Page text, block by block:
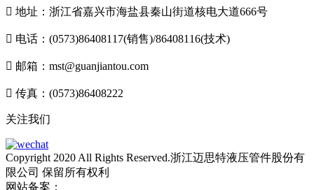
 地址：浙江省嘉兴市海盐县秦山街道核电大道666号
 电话：(0573)86408117(销售)/86408116(技术)
 邮箱：mst@guanjiantou.com
 传真：(0573)86408222
关注我们
Copyright 2020 All Rights Reserved.浙江迈思特液压管件股份有
限公司 保留所有权利
网站备案：